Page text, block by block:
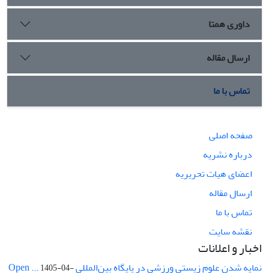
داوری همتا
ارسال مقاله
تماس با ما
صفحه اصلی
درباره نشریه
اعضای هیات تحریریه
ارسال مقاله
تماس با ما
نقشه سایت
اخبار و اعلانات
نمایه شدن علوم زیستی ورزشی در پایگاه بین‌المللی Open ...1405-04-